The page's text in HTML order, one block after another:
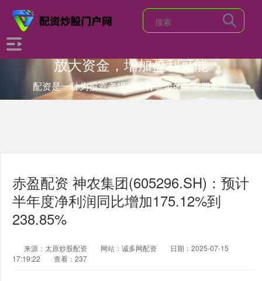
放大资金，增加盈利可能
配资是一种为投资者提供杠杆资金的金融服务！
赤盈配资 神农集团(605296.SH)：预计
半年度净利润同比增加175.12%到
238.85%
来源：太原炒股配资 网站：诚多网配资
日期：2025-07-15
17:19:22
查看：237